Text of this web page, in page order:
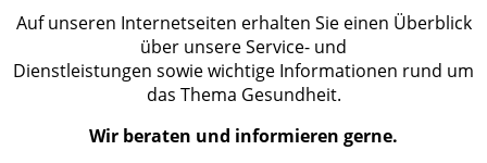
Auf unseren Internetseiten erhalten Sie einen Überblick
über unsere Service- und
Dienstleistungen sowie wichtige Informationen rund um
das Thema Gesundheit.
Wir beraten und informieren gerne.